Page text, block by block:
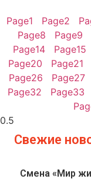
Page1 Page2
Page8 Page9
Page14 Page15
Page20 Page21
Page26 Page27
Page32 Page33
Свежие
Смена «Мир